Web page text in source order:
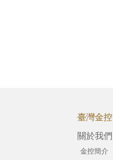
臺灣金控
關於我們
金控簡介